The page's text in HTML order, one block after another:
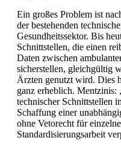
Ein großes Problem ist
der bestehenden
Gesundheitssektor. Bis
Schnittstellen, die einen
Daten zwischen
sicherstellen, gleichgültig
Ärzten genutzt wird. Dies
ganz erheblich.
technischer Schnittstellen
Schaffung einer
ohne Vetorecht für
Standardisierungsarbeit